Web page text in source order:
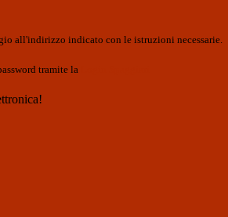
all'indirizzo indicato con le istruzioni necessarie.
tramite la